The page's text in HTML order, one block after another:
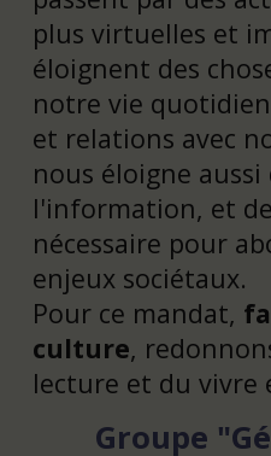
plus virtuelles et
éloignent des
notre vie
et relations avec
nous éloigne
l'information, et
nécessaire pour
enjeux sociétaux.
Pour ce mandat,
culture,
lecture et du vivre
Groupe